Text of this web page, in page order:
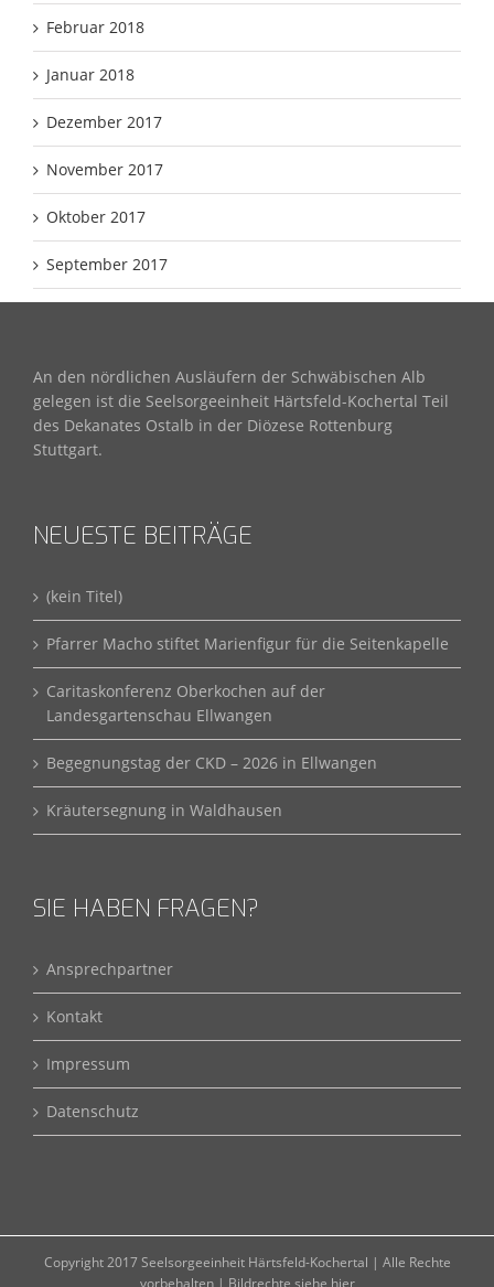
Februar 2018
Januar 2018
Dezember 2017
November 2017
Oktober 2017
September 2017
An den nördlichen Ausläufern der Schwäbischen Alb
gelegen ist die Seelsorgeeinheit Härtsfeld-Kochertal Teil
des Dekanates Ostalb in der Diözese Rottenburg
Stuttgart.
NEUESTE BEITRÄGE
(kein Titel)
Pfarrer Macho stiftet Marienfigur für die Seitenkapelle
Caritaskonferenz Oberkochen auf der
Landesgartenschau Ellwangen
Begegnungstag der CKD – 2026 in Ellwangen
Kräutersegnung in Waldhausen
SIE HABEN FRAGEN?
Ansprechpartner
Kontakt
Impressum
Datenschutz
Copyright 2017 Seelsorgeeinheit Härtsfeld-Kochertal | Alle Rechte